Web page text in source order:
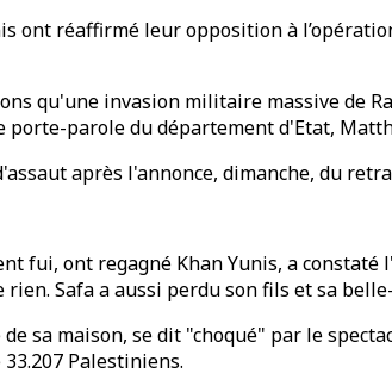
ont réaffirmé leur opposition à
qu'une invasion militaire massive de
porte-parole du département d'Etat,
après l'annonce, dimanche, du
fui, ont regagné Khan Yunis, a
Safa a aussi perdu son fils et sa
sa maison, se dit "choqué" par le
Palestiniens.